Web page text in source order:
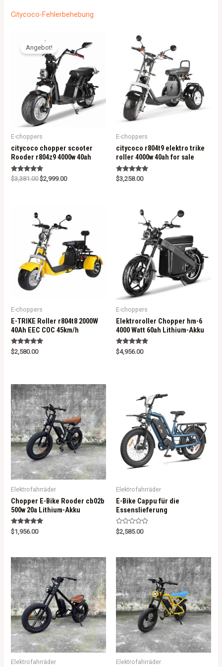
Citycoco-Fehlerbehebung
Angebot!
E-choppers
citycoco chopper scooter
Rooder r804z9 4000w 40ah
Rated
5.00
$3,381.00 $2,999.00
E-choppers
citycoco r804t9 elektro trike
roller 4000w 40ah for sale
Rated
5.00
$3,258.00
E-choppers
E-TRIKE Roller r804t8 2000W
40Ah EEC COC 45km/h
Rated
5.00
$2,580.00
E-choppers
Elektroroller Chopper hm-6
4000 Watt 60ah Lithium-Akku
Rated
5.00
$4,956.00
Elektrofahrräder
Chopper E-Bike Rooder cb02b
500w 20a Lithium-Akku
Rated
5.00
$1,956.00
Elektrofahrräder
E-Bike Cappu für die
Essenslieferung
R
a
0
o
u
t
o
f
5
$2,585.00
Elektrofahrräder Elektrofahrräder